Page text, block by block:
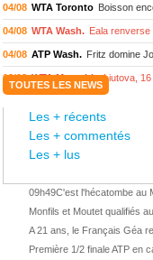
04/08 WTA Toronto Boisson
04/08 WTA Wash. Eala renverse
04/08 ATP Wash. Fritz domine
03/08 WTA Memphis Liutova,
ATP Los Cabos
WTA Wash.
ATP Los Cabos Géa en
ATP Los Cabos 1ère 1/2
TOUTES LES NEWS
Les + récents
Les + commentés
Les + lus
09h49C'est l'hécatombe au
Monfils et Moutet qualifiés au
A 21 ans, le Français Géa
Première 1/2 finale ATP en